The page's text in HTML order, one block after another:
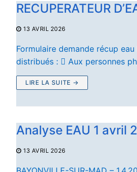
RECUPERATEUR
13 AVRIL 2026
Formulaire demande récup
distribués :  Aux personnes
LIRE LA SUITE →
Analyse EAU 1 avril
13 AVRIL 2026